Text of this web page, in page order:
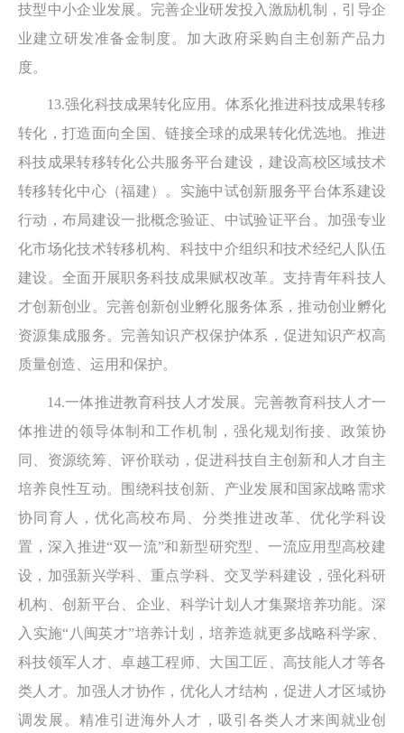
技型中小企业发展。完善企业研发投入激励机制，引导企
业建立研发准备金制度。加大政府采购自主创新产品力
度。
13.强化科技成果转化应用。体系化推进科技成果转移
转化，打造面向全国、链接全球的成果转化优选地。推进
科技成果转移转化公共服务平台建设，建设高校区域技术
转移转化中心（福建）。实施中试创新服务平台体系建设
行动，布局建设一批概念验证、中试验证平台。加强专业
化市场化技术转移机构、科技中介组织和技术经纪人队伍
建设。全面开展职务科技成果赋权改革。支持青年科技人
才创新创业。完善创新创业孵化服务体系，推动创业孵化
资源集成服务。完善知识产权保护体系，促进知识产权高
质量创造、运用和保护。
14.一体推进教育科技人才发展。完善教育科技人才一
体推进的领导体制和工作机制，强化规划衔接、政策协
同、资源统筹、评价联动，促进科技自主创新和人才自主
培养良性互动。围绕科技创新、产业发展和国家战略需求
协同育人，优化高校布局、分类推进改革、优化学科设
置，深入推进“双一流”和新型研究型、一流应用型高校建
设，加强新兴学科、重点学科、交叉学科建设，强化科研
机构、创新平台、企业、科学计划人才集聚培养功能。深
入实施“八闽英才”培养计划，培养造就更多战略科学家、
科技领军人才、卓越工程师、大国工匠、高技能人才等各
类人才。加强人才协作，优化人才结构，促进人才区域协
调发展。精准引进海外人才，吸引各类人才来闽就业创